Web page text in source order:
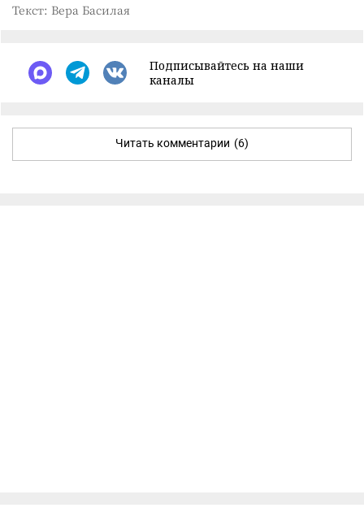
Текст: Вера Басилая
Подписывайтесь на наши
каналы
Читать комментарии (6)